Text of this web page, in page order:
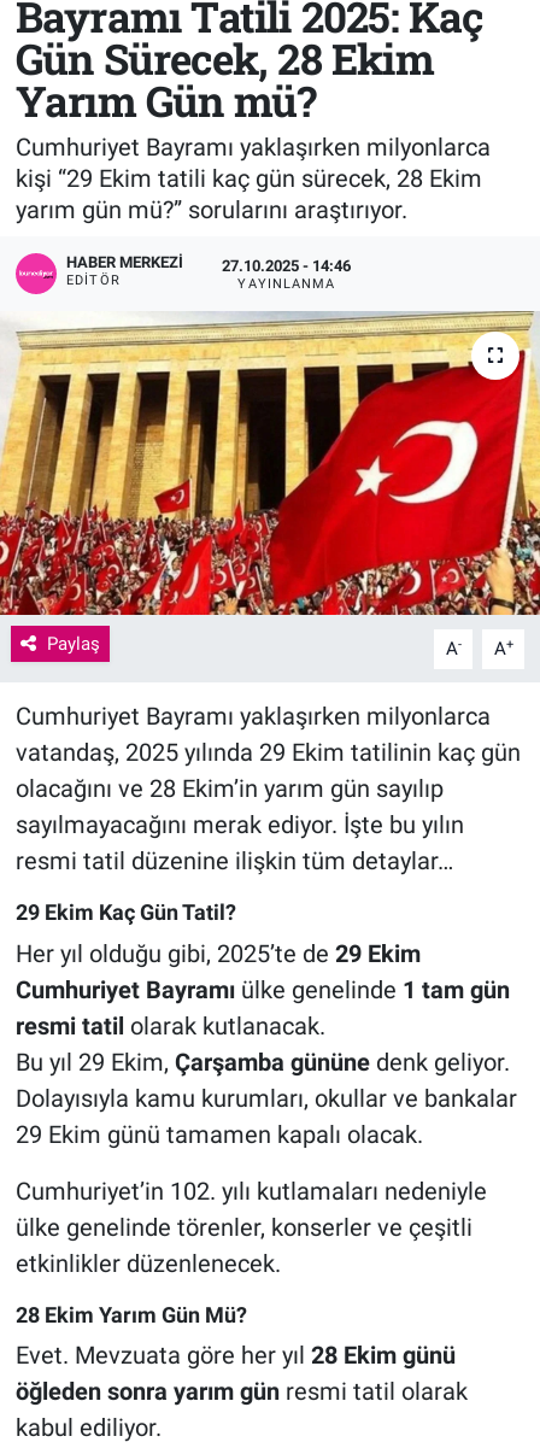
Bayramı Tatili 2025: Kaç
Gün Sürecek, 28 Ekim
Yarım Gün mü?
Cumhuriyet Bayramı yaklaşırken milyonlarca
kişi “29 Ekim tatili kaç gün sürecek, 28 Ekim
yarım gün mü?” sorularını araştırıyor.
HABER MERKEZI
EDITÖR
27.10.2025 - 14:46
YAYINLANMA
Paylaş A- A+
Cumhuriyet Bayramı yaklaşırken milyonlarca
vatandaş, 2025 yılında 29 Ekim tatilinin kaç gün
olacağını ve 28 Ekim’in yarım gün sayılıp
sayılmayacağını merak ediyor. İşte bu yılın
resmi tatil düzenine ilişkin tüm detaylar…
29 Ekim Kaç Gün Tatil?
Her yıl olduğu gibi, 2025’te de 29 Ekim
Cumhuriyet Bayramıülke genelinde 1 tam gün
resmi tatil olarak kutlanacak.
Bu yıl 29 Ekim, Çarşamba gününedenk geliyor.
Dolayısıyla kamu kurumları, okullar ve bankalar
29 Ekim günü tamamen kapalı olacak.
Cumhuriyet’in 102. yılı kutlamaları nedeniyle
ülke genelinde törenler, konserler ve çeşitli
etkinlikler düzenlenecek.
28 Ekim Yarım Gün Mü?
Evet. Mevzuata göre her yıl 28 Ekim günü
öğleden sonra yarım günresmi tatil olarak
kabul ediliyor.
Sağlık
Spor
Teknoloji
Tv Medya
KÜLTÜR SANAT